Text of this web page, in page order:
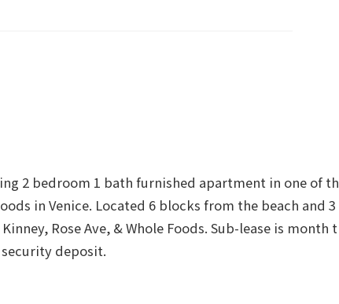
2 bedroom 1 bath furnished apartment in one of th
in Venice. Located 6 blocks from the beach and 3
Rose Ave, & Whole Foods. Sub-lease is month t
deposit.